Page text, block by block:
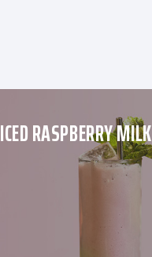
ICED RASPBERRY MILK